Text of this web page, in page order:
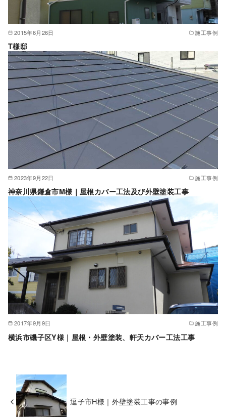
2015年6月26日 施工事例
T様邸
2023年9月22日 施工事例
神奈川県鎌倉市M様｜屋根カバー工法及び外壁塗装工事
2017年9月9日 施工事例
横浜市磯子区Y様｜屋根・外壁塗装、軒天カバー工法工事
逗子市H様｜外壁塗装工事の事例